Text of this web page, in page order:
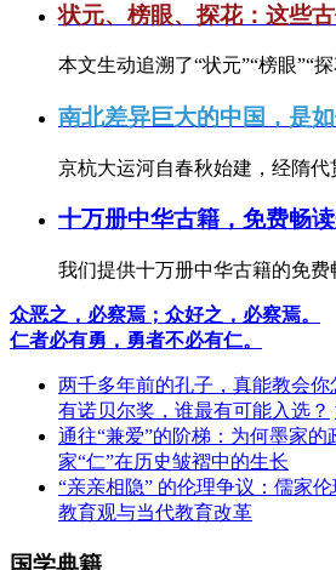
状元、榜眼、探花：这些
本文生动追溯了“状元”“榜眼”“
南北差异巨大的中国，是
京杭大运河自春秋始建，经隋
十万册中华古籍，免费畅
我们提供十万册中华古籍的免
众恶之，必察焉；众好之，必察焉。
仁者必有勇，勇者不必有仁。
两千多年前的孔子，真能教会你
有诺贝尔奖，谁最有可能入选？
通往“兼爱”的阶梯：为何墨家的
家“仁”在历史皱褶中的生长
“亲亲相隐” 的伦理争议：儒家
教育观与当代教育改革
国学典籍